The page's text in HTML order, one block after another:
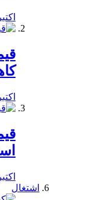
اکتبر 12, 2019
اکتبر 10, 2019
اکتبر 10, 2019
اشتغال